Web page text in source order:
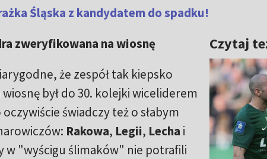
Śląska z kandydatem do spadku!
Czytaj
zweryfikowana na wiosnę
że zespół tak kiepsko
był do 30. kolejki wiceliderem
świadczy też o słabym
Rakowa, Legii, Lecha i
w "wyścigu ślimaków" nie potrafili